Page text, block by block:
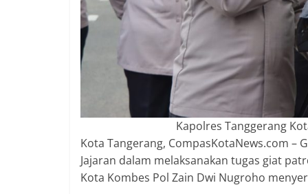
dalam
setiap
liputan
peristiwa
tulis
cerdas,
tajam
dan
Kapolres Tanggerang
Kota Tangerang, CompasKotaNews.com –
Jajaran dalam melaksanakan tugas giat
Kota Kombes Pol Zain Dwi Nugroho